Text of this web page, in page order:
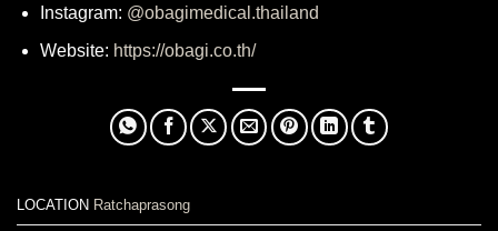
Instagram: @obagimedical.thailand
Website: https://obagi.co.th/
LOCATION Ratchaprasong